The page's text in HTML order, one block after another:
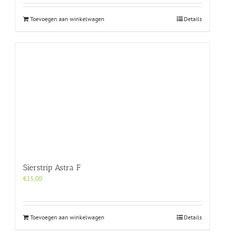
Toevoegen aan winkelwagen Details
Sierstrip Astra F
€15,00
Toevoegen aan winkelwagen Details